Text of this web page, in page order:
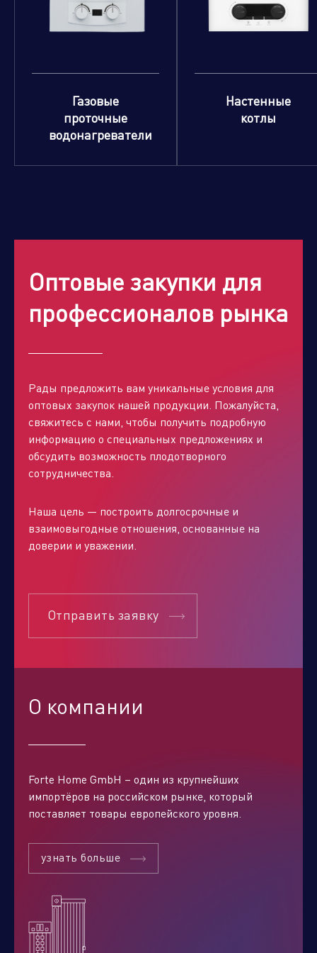
Газовые
проточные
водонагреватели
Настенные
котлы
Оптовые закупки для
профессионалов рынка
Рады предложить вам уникальные условия для
оптовых закупок нашей продукции. Пожалуйста,
свяжитесь с нами, чтобы получить подробную
информацию о специальных предложениях и
обсудить возможность плодотворного
сотрудничества.
Наша цель — построить долгосрочные и
взаимовыгодные отношения, основанные на
доверии и уважении.
Отправить заявку
О компании
Forte Home GmbH – один из крупнейших
импортёров на российском рынке, который
поставляет товары европейского уровня.
узнать больше